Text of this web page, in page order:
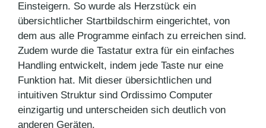
Einsteigern. So wurde als Herzstück ein
übersichtlicher Startbildschirm eingerichtet, von
dem aus alle Programme einfach zu erreichen sind.
Zudem wurde die Tastatur extra für ein einfaches
Handling entwickelt, indem jede Taste nur eine
Funktion hat. Mit dieser übersichtlichen und
intuitiven Struktur sind Ordissimo Computer
einzigartig und unterscheiden sich deutlich von
anderen Geräten.